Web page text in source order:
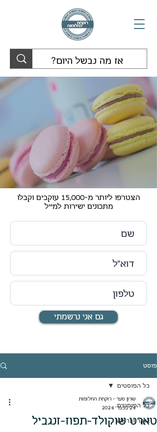
הצטרפו ליותר מ-15,000 עוקבים וקבלו
מתכונים ישירות למייל
גם אני נרשמתי
פוסט
כל הפוסטים
בוקר ובראנצ
כל הפוסטים
טארט שוקולד-תפוז-זנגביל
שרון סער - רוקחת החלומות
24 בפבר׳ 2024